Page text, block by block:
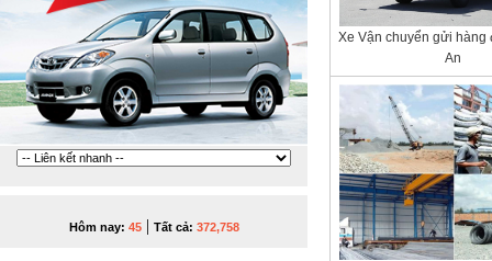
Hôm nay: 45| Tất cả: 372,758
Xe Vận chuyển gửi hàng
An